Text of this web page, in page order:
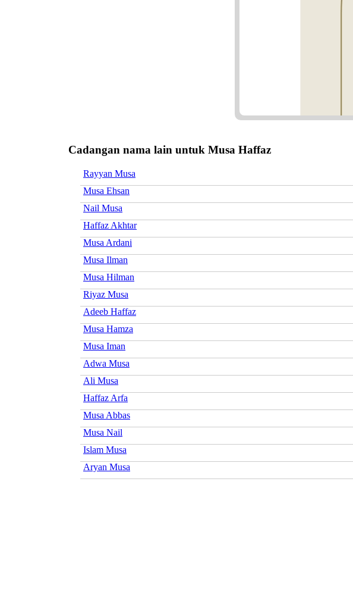
Cadangan nama lain untuk Musa Haffaz
Rayyan Musa
Musa Ehsan
Nail Musa
Haffaz Akhtar
Musa Ardani
Musa Ilman
Musa Hilman
Riyaz Musa
Adeeb Haffaz
Musa Hamza
Musa Iman
Adwa Musa
Ali Musa
Haffaz Arfa
Musa Abbas
Musa Nail
Islam Musa
Aryan Musa